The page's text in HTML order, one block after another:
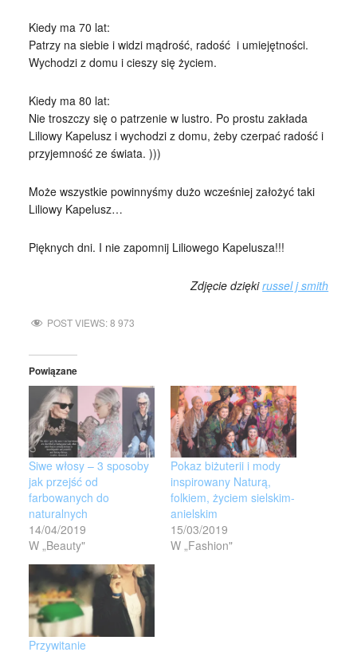
Kiedy ma 70 lat:
Patrzy na siebie i widzi mądrość, radość i umiejętności.
Wychodzi z domu i cieszy się życiem.
Kiedy ma 80 lat:
Nie troszczy się o patrzenie w lustro. Po prostu zakłada
Liliowy Kapelusz i wychodzi z domu, żeby czerpać radość i
przyjemność ze świata. )))
Może wszystkie powinnyśmy dużo wcześniej założyć taki
Liliowy Kapelusz…
Pięknych dni. I nie zapomnij Liliowego Kapelusza!!!
Zdjęcie dziękirussel j smith
POST VIEWS:8 973
Powiązane
Siwe włosy – 3 sposoby
jak przejść od
farbowanych do
naturalnych
14/04/2019
W „Beauty"
Pokaz biżuterii i mody
inspirowany Naturą,
folkiem, życiem sielskim-
anielskim
15/03/2019
W „Fashion"
Przywitanie